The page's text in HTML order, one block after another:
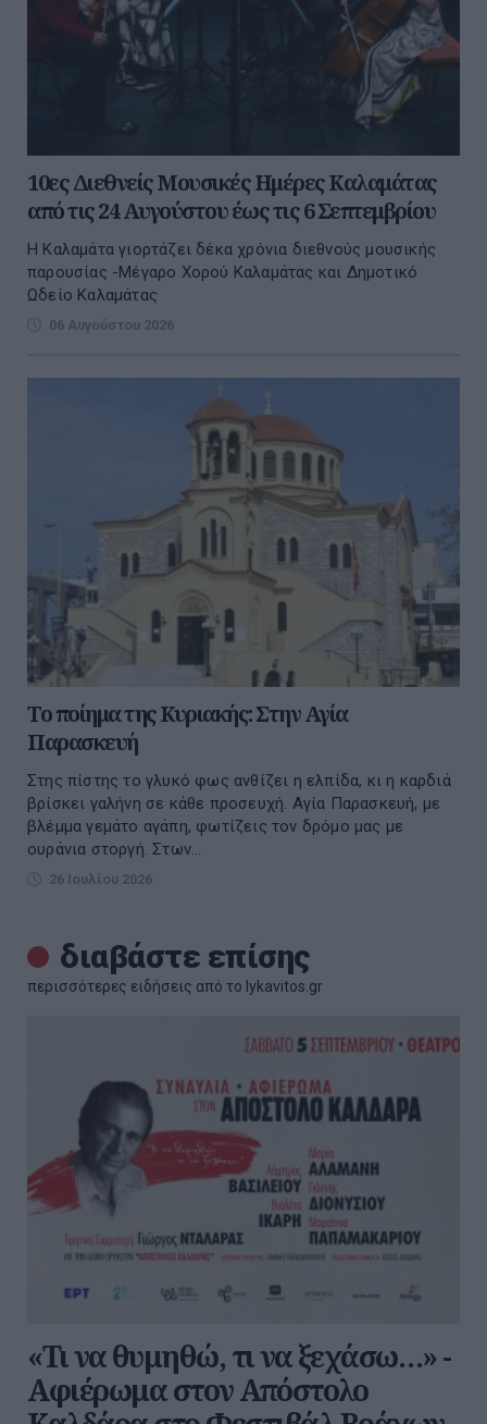
10ες Διεθνείς Μουσικές Ημέρες Καλαμάτας
από τις 24 Αυγούστου έως τις 6 Σεπτεμβρίου
Η Καλαμάτα γιορτάζει δέκα χρόνια διεθνούς μουσικής
παρουσίας -Μέγαρο Χορού Καλαμάτας και Δημοτικό
Ωδείο Καλαμάτας
06 Αυγούστου 2026
Το ποίημα της Κυριακής: Στην Αγία
Παρασκευή
Στης πίστης το γλυκό φως ανθίζει η ελπίδα, κι η καρδιά
βρίσκει γαλήνη σε κάθε προσευχή. Αγία Παρασκευή, με
βλέμμα γεμάτο αγάπη, φωτίζεις τον δρόμο μας με
ουράνια στοργή. Στων...
26 Ιουλίου 2026
διαβάστε επίσης
περισσότερες ειδήσεις από το lykavitos.gr
«Τι να θυμηθώ, τι να ξεχάσω…» -
Αφιέρωμα στον Απόστολο